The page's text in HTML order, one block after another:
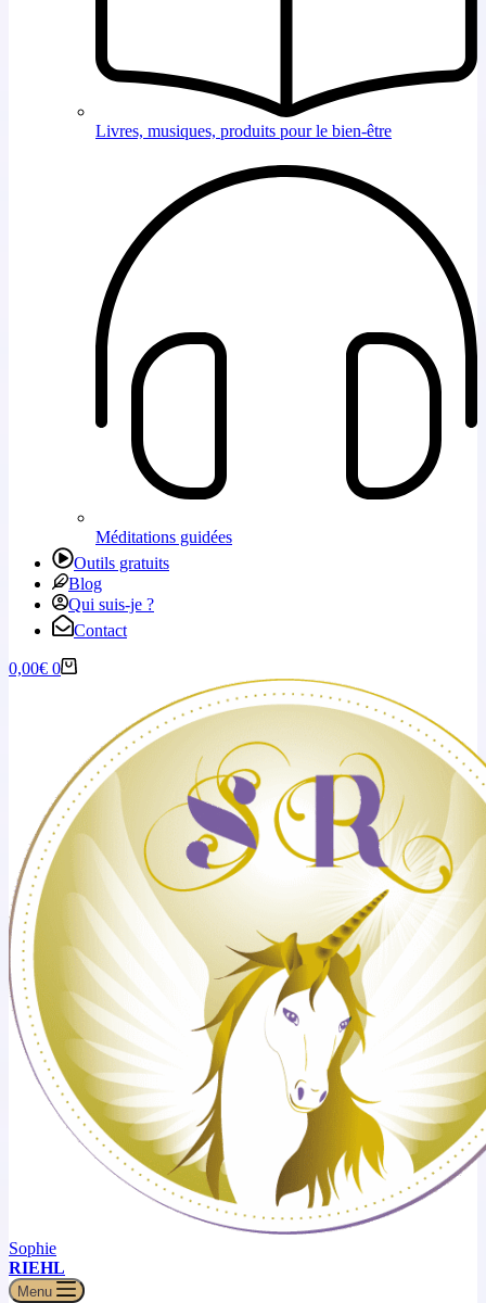
Livres, musiques, produits pour le bien-être
Méditations guidées
Outils gratuits
Blog
Qui suis-je ?
Contact
0,00€ 0
Sophie
RIEHL
Menu